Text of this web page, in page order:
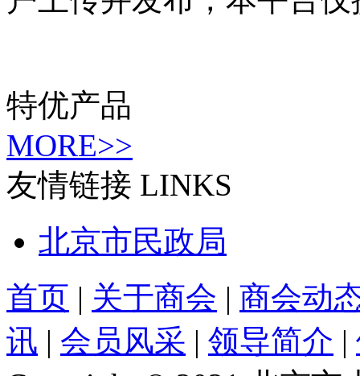
特优产品
MORE>>
友情链接 LINKS
北京市民政局
首页 | 关于商会 | 商会动
讯 | 会员风采 | 领导简介 |